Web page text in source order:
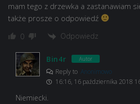
mam tego z drzewka a zastanawiam
także prosze o odpowiedź
0 Odpowiedz
Bin4r Autor
Reply to Anonimowo
16:16, 16 października 2018
Niemiecki.